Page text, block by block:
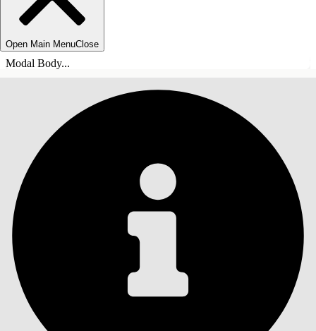
Open Main MenuClose
Modal Body...